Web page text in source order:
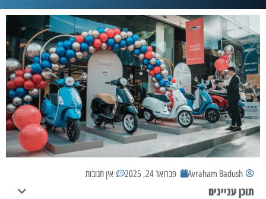
Avraham Badush פברואר 24, 2025 אין תגובות
תוכן עניינים